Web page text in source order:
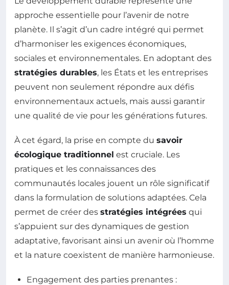
approche essentielle pour l’avenir de notre
planète. Il s’agit d’un cadre intégré qui permet
d’harmoniser les exigences économiques,
sociales et environnementales. En adoptant des
stratégies durables, les États et les entreprises
peuvent non seulement répondre aux défis
environnementaux actuels, mais aussi garantir
une qualité de vie pour les générations futures.
À cet égard, la prise en compte du savoir
écologique traditionnel est cruciale. Les
pratiques et les connaissances des
communautés locales jouent un rôle significatif
dans la formulation de solutions adaptées. Cela
permet de créer des stratégies intégrées qui
s’appuient sur des dynamiques de gestion
adaptative, favorisant ainsi un avenir où l’homme
et la nature coexistent de manière harmonieuse.
Engagement des parties prenantes :